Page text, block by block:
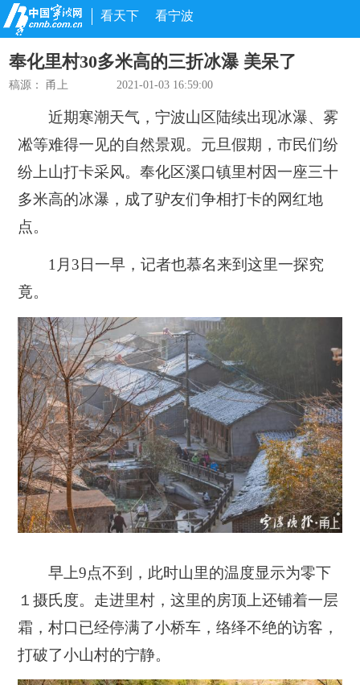
看天下 看宁波
奉化里村30多米高的三折冰瀑 美呆了
稿源： 甬上 2021-01-03 16:59:00
近期寒潮天气，宁波山区陆续出现冰瀑、雾
凇等难得一见的自然景观。元旦假期，市民们纷
纷上山打卡采风。奉化区溪口镇里村因一座三十
多米高的冰瀑，成了驴友们争相打卡的网红地
点。
1月3日一早，记者也慕名来到这里一探究
竟。
早上9点不到，此时山里的温度显示为零下
１摄氏度。 走进里村，这里的房顶上还铺着一层
霜，村口已经停满了小桥车，络绎不绝的访客，
打破了小山村的宁静。